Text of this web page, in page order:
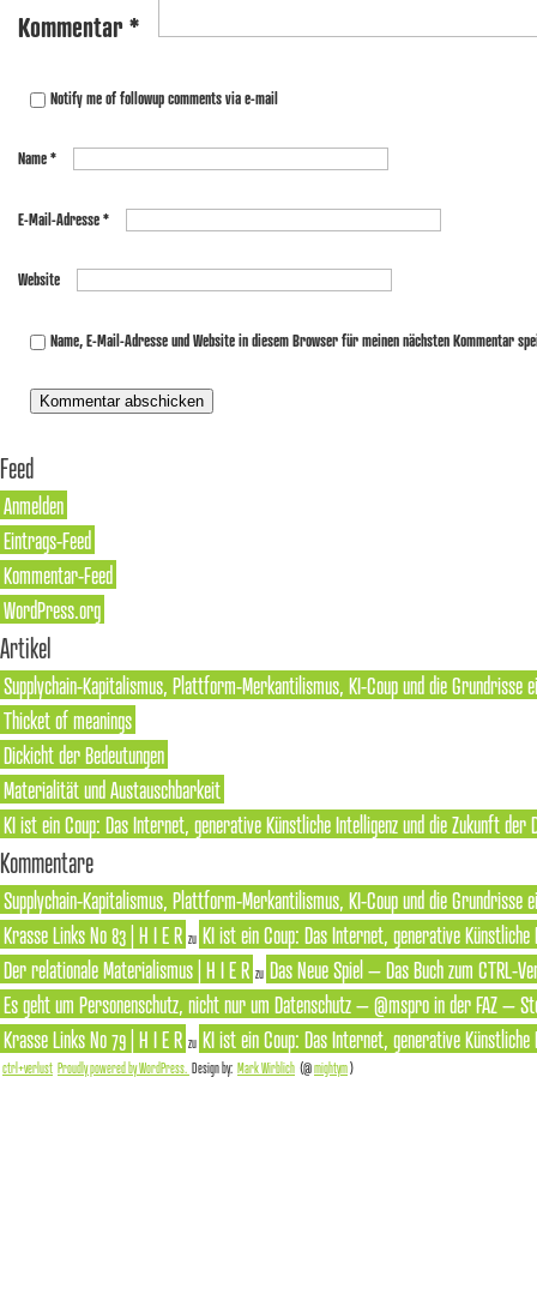
Kommentar *
Notify me of followup comments via e-mail
Name*
E-Mail-Adresse*
Website
Name, E-Mail-Adresse und Website in diesem Browser für meinen nächsten Kommentar
Feed
Anmelden
Eintrags-Feed
Kommentar-Feed
WordPress.org
Artikel
Supplychain-Kapitalismus, Plattform-Merkantilismus, KI-Coup und die Grundrisse
Thicket of meanings
Dickicht der Bedeutungen
Materialität und Austauschbarkeit
KI ist ein Coup: Das Internet, generative Künstliche Intelligenz und die Zukunft der
Kommentare
Supplychain-Kapitalismus, Plattform-Merkantilismus, KI-Coup und die
Krasse Links No 83 | H I E R zu KI ist ein Coup: Das Internet, generative
Der relationale Materialismus | H I E R zu Das Neue Spiel – Das Buch zum CTRL-
Es geht um Personenschutz, nicht nur um Datenschutz – @mspro in der FAZ –
Krasse Links No 79 | H I E R zu KI ist ein Coup: Das Internet, generative
ctrl+verlust Proudly powered by WordPress. Design by: Mark Wirblich (@mightym)